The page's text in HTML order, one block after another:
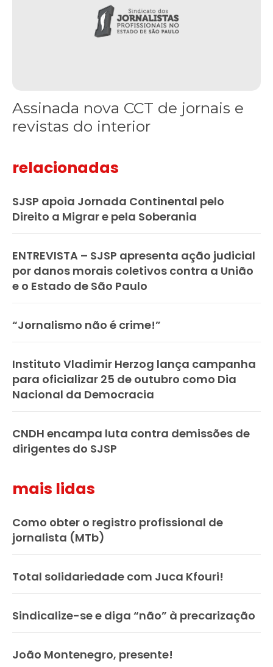
Assinada nova CCT de jornais e
revistas do interior
relacionadas
SJSP apoia Jornada Continental pelo
Direito a Migrar e pela Soberania
ENTREVISTA – SJSP apresenta ação judicial
por danos morais coletivos contra a União
e o Estado de São Paulo
“Jornalismo não é crime!”
Instituto Vladimir Herzog lança campanha
para oficializar 25 de outubro como Dia
Nacional da Democracia
CNDH encampa luta contra demissões de
dirigentes do SJSP
mais lidas
Como obter o registro profissional de
jornalista (MTb)
Total solidariedade com Juca Kfouri!
Sindicalize-se e diga “não” à precarização
João Montenegro, presente!